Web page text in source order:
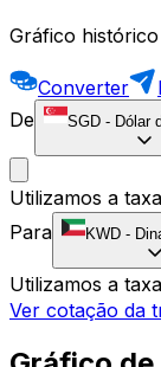
Gráfico
Converter
De
SGD - Dólar
Utilizamos a
Para
KWD -
Utilizamos a
Ver cotação da